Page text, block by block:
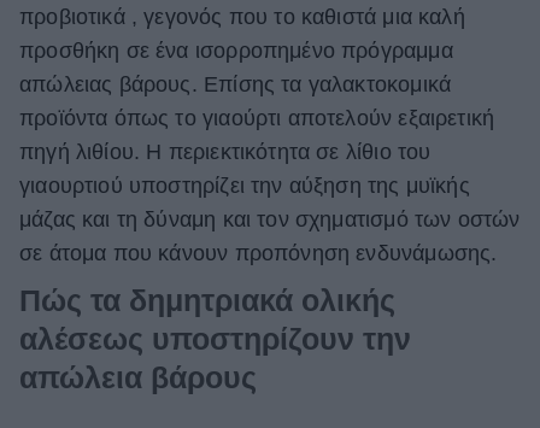
προβιοτικά , γεγονός που το καθιστά μια καλή
προσθήκη σε ένα ισορροπημένο πρόγραμμα
απώλειας βάρους. Επίσης τα γαλακτοκομικά
προϊόντα όπως το γιαούρτι αποτελούν εξαιρετική
πηγή λιθίου. Η περιεκτικότητα σε λίθιο του
γιαουρτιού υποστηρίζει την αύξηση της μυϊκής
μάζας και τη δύναμη και τον σχηματισμό των οστών
σε άτομα που κάνουν προπόνηση ενδυνάμωσης.
Πώς τα δημητριακά ολικής
αλέσεως υποστηρίζουν την
απώλεια βάρους